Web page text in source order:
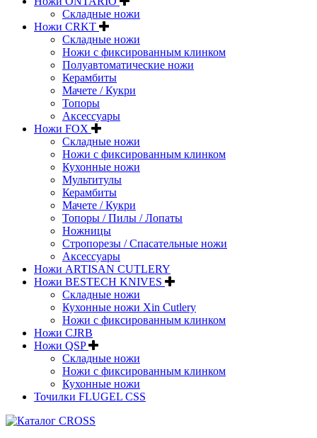
Складные ножи
Ножи CRKT
Складные ножи
Ножи с фиксированным клинком
Полуавтоматические ножи
Керамбиты
Мачете / Кукри
Топоры
Аксессуары
Ножи FOX
Складные ножи
Ножи с фиксированным клинком
Кухонные ножи
Мультитулы
Керамбиты
Мачете / Кукри
Топоры / Пилы / Лопаты
Ножницы
Стропорезы / Спасательные ножи
Аксессуары
Ножи ARTISAN CUTLERY
Ножи BESTECH KNIVES
Складные ножи
Кухонные ножи Xin Cutlery
Ножи с фиксированным клинком
Ножи CJRB
Ножи QSP
Складные ножи
Ножи с фиксированным клинком
Кухонные ножи
Точилки FLUGEL CSS